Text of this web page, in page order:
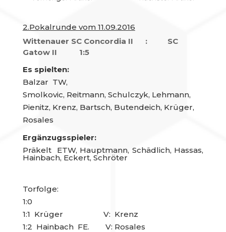
2.Pokalrunde vom 11.09.2016
Wittenauer SC Concordia II : SC
Gatow II 1:5
Es spielten:
Balzar TW,
Smolkovic, Reitmann, Schulczyk, Lehmann,
Pienitz, Krenz, Bartsch, Butendeich, Krüger,
Rosales
Ergänzugsspieler:
Präkelt ETW, Hauptmann, Schädlich, Hassas,
Hainbach, Eckert, Schröter
Torfolge:
1:0
1:1 Krüger V: Krenz
1:2 Hainbach FE. V: Rosales